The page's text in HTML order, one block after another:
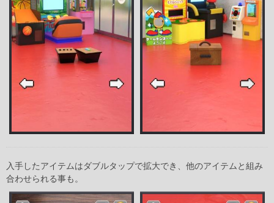
入手したアイテムはダブルタップで拡大でき、他のアイテムと組み
合わせられる事も。